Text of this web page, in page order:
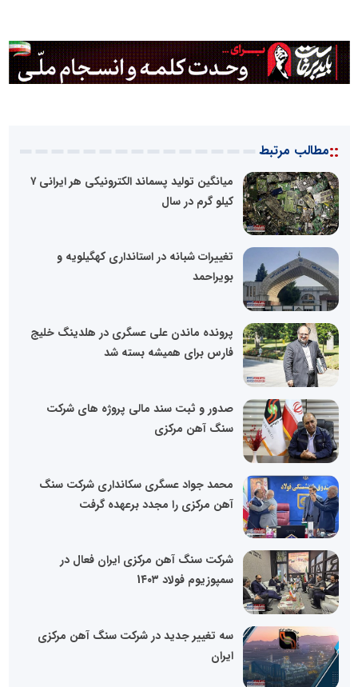
::مطالب مرتبط
میانگین تولید پسماند الکترونیکی هر ایرانی ۷
کیلو گرم در سال
تغییرات شبانه در استانداری کهگیلویه و
بویراحمد
پرونده ماندن علی عسگری در هلدینگ خلیج
فارس برای همیشه بسته شد
صدور و ثبت سند مالی پروژه های شرکت
سنگ آهن مرکزی
محمد جواد عسگری سکانداری شرکت سنگ
آهن مرکزی را مجدد برعهده گرفت
شرکت سنگ آهن مرکزی ایران فعال در
سمپوزیوم فولاد 1۴۰۳
سه تغییر جدید در شرکت سنگ آهن مرکزی
ایران